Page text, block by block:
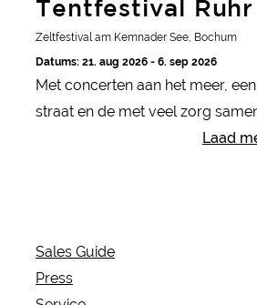
Tentfestival Ruhr
Zeltfestival am Kemnader See, Bochum
Datums: 21. aug 2026 - 6. sep 2026
Met concerten aan het meer,
straat en de met veel zorg
der Möglichkeiten“ komen op
Laad
Sales Guide
Press